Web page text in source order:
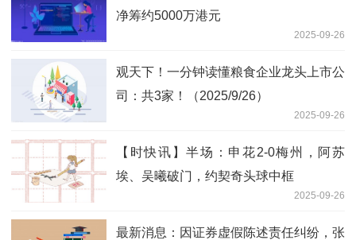
净筹约5000万港元
2025-09-26
观天下！一分钟读懂粮食企业龙头上市公
司：共3家！（2025/9/26）
2025-09-26
【时快讯】半场：申花2-0梅州，阿苏
埃、吴曦破门，约契奇头球中框
2025-09-26
最新消息：因证券虚假陈述责任纠纷，张